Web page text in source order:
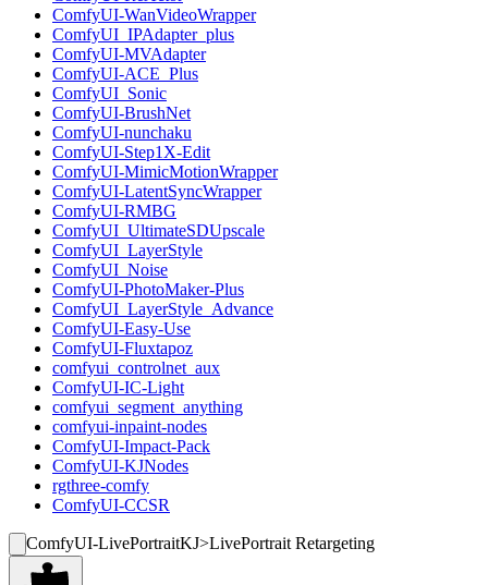
ComfyUI-WanVideoWrapper
ComfyUI_IPAdapter_plus
ComfyUI-MVAdapter
ComfyUI-ACE_Plus
ComfyUI_Sonic
ComfyUI-BrushNet
ComfyUI-nunchaku
ComfyUI-Step1X-Edit
ComfyUI-MimicMotionWrapper
ComfyUI-LatentSyncWrapper
ComfyUI-RMBG
ComfyUI_UltimateSDUpscale
ComfyUI_LayerStyle
ComfyUI_Noise
ComfyUI-PhotoMaker-Plus
ComfyUI_LayerStyle_Advance
ComfyUI-Easy-Use
ComfyUI-Fluxtapoz
comfyui_controlnet_aux
ComfyUI-IC-Light
comfyui_segment_anything
comfyui-inpaint-nodes
ComfyUI-Impact-Pack
ComfyUI-KJNodes
rgthree-comfy
ComfyUI-CCSR
ComfyUI-LivePortraitKJ>LivePortrait Retargeting